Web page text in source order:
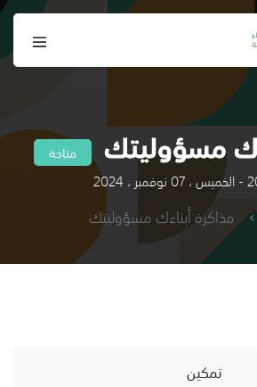
مسؤوليتك متاحة
مذاكرة أبناءك مسؤوليتك
تمكين